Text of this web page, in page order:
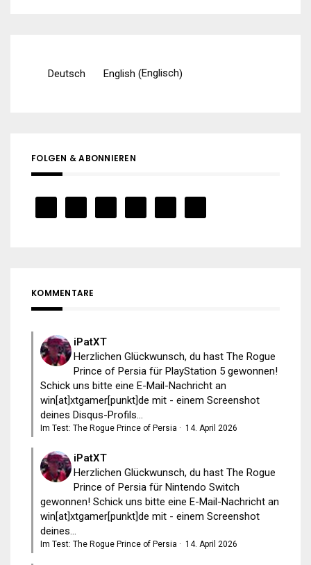
Deutsch English (Englisch)
FOLGEN & ABONNIEREN
KOMMENTARE
iPatXT
Herzlichen Glückwunsch, du hast The Rogue
Prince of Persia für PlayStation 5 gewonnen!
Schick uns bitte eine E-Mail-Nachricht an
win[at]xtgamer[punkt]de mit - einem Screenshot
deines Disqus-Profils...
Im Test: The Rogue Prince of Persia · 14. April 2026
iPatXT
Herzlichen Glückwunsch, du hast The Rogue
Prince of Persia für Nintendo Switch
gewonnen! Schick uns bitte eine E-Mail-Nachricht an
win[at]xtgamer[punkt]de mit - einem Screenshot
deines...
Im Test: The Rogue Prince of Persia · 14. April 2026